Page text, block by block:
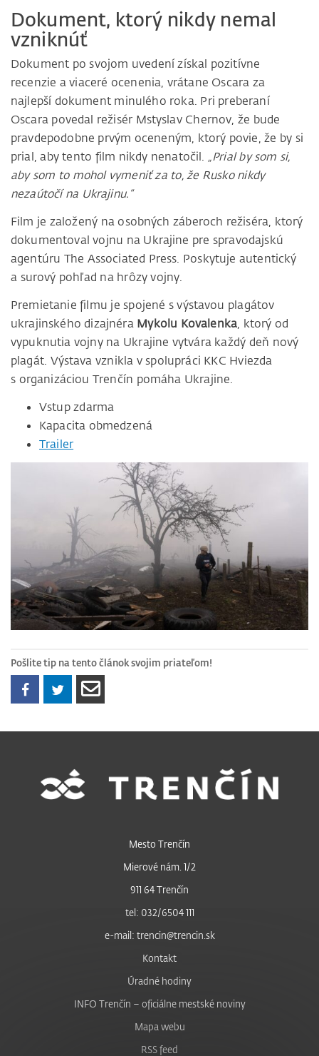
Dokument, ktorý nikdy nemal
vzniknúť
Dokument po svojom uvedení získal pozitívne
recenzie a viaceré ocenenia, vrátane Oscara za
najlepší dokument minulého roka. Pri preberaní
Oscara povedal režisér Mstyslav Chernov, že bude
pravdepodobne prvým oceneným, ktorý povie, že by si
prial, aby tento film nikdy nenatočil. „Prial by som si,
aby som to mohol vymeniť za to, že Rusko nikdy
nezaútočí na Ukrajinu.“
Film je založený na osobných záberoch režiséra, ktorý
dokumentoval vojnu na Ukrajine pre spravodajskú
agentúru The Associated Press. Poskytuje autentický
a surový pohľad na hrôzy vojny.
Premietanie filmu je spojené s výstavou plagátov
ukrajinského dizajnéra Mykolu Kovalenka , ktorý od
vypuknutia vojny na Ukrajine vytvára každý deň nový
plagát. Výstava vznikla v spolupráci KKC Hviezda
s organizáciou Trenčín pomáha Ukrajine.
Vstup zdarma
Kapacita obmedzená
Trailer
Pošlite tip na tento článok svojim priateľom!
Mesto Trenčín
Mierové nám. 1/2
911 64 Trenčín
tel: 032/6504 111
e-mail: trencin@trencin.sk
Kontakt
Úradné hodiny
INFO Trenčín – oficiálne mestské noviny
Mapa webu
RSS feed